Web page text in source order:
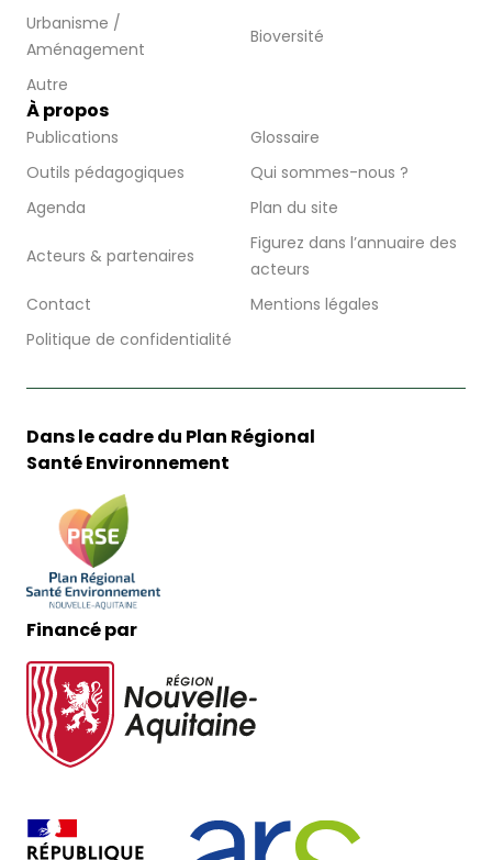
Urbanisme /
Aménagement
Bioversité
Autre
À propos
Publications
Glossaire
Outils pédagogiques
Qui sommes-nous ?
Agenda
Plan du site
Acteurs & partenaires
Figurez dans l’annuaire des
acteurs
Contact
Mentions légales
Politique de confidentialité
Dans le cadre du Plan Régional
Santé Environnement
Financé par